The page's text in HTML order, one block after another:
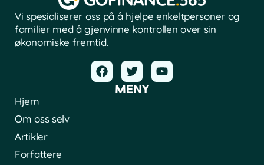
Vi spesialiserer oss på å hjelpe enkeltpersoner og
familier med å gjenvinne kontrollen over sin
økonomiske fremtid.
MENY
Hjem
Om oss selv
Artikler
Forfattere